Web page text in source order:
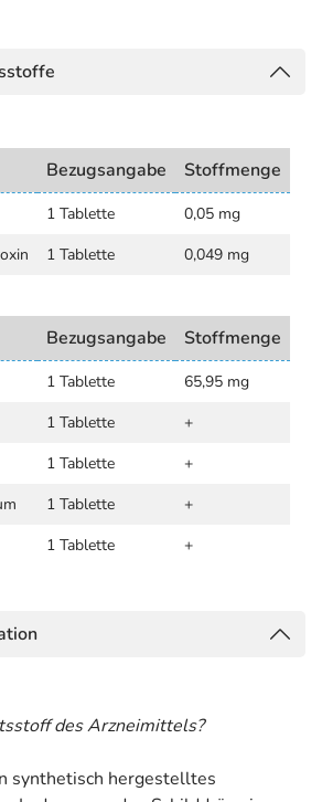
Bezugsangabe Stoffmenge
1 Tablette
0,05 mg
1 Tablette
0,049 mg
Bezugsangabe Stoffmenge
1 Tablette
65,95 mg
1 Tablette
+
1 Tablette
+
1 Tablette
+
1 Tablette +
des Arzneimittels?
synthetisch hergestelltes